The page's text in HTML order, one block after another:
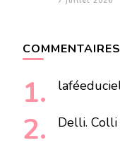
Delli. Colli